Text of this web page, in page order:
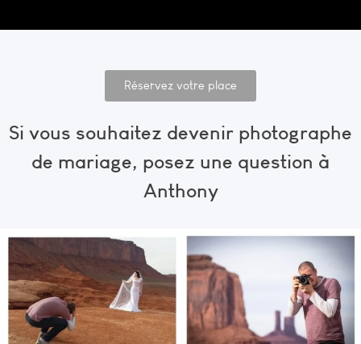
Réservez votre place
Si vous souhaitez devenir photographe
de mariage, posez une question à
Anthony